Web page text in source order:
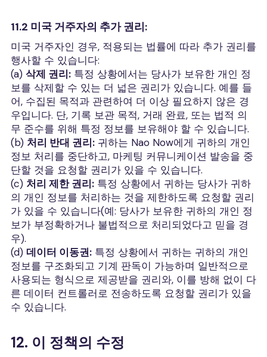
11.2 미국 거주자의 추가 권리:
미국 거주자인 경우, 적용되는 법률에 따라 추가 권리를
행사할 수 있습니다:
(a) 삭제 권리:특정 상황에서는 당사가 보유한 개인 정
보를 삭제할 수 있는 더 넓은 권리가 있습니다. 예를 들
어, 수집된 목적과 관련하여 더 이상 필요하지 않은 경
우입니다. 단, 기록 보관 목적, 거래 완료, 또는 법적 의
무 준수를 위해 특정 정보를 보유해야 할 수 있습니다.
(b) 처리 반대 권리:귀하는 Nao Now에게 귀하의 개인
정보 처리를 중단하고, 마케팅 커뮤니케이션 발송을 중
단할 것을 요청할 권리가 있을 수 있습니다.
(c) 처리 제한 권리:특정 상황에서 귀하는 당사가 귀하
의 개인 정보를 처리하는 것을 제한하도록 요청할 권리
가 있을 수 있습니다(예: 당사가 보유한 귀하의 개인 정
보가 부정확하거나 불법적으로 처리되었다고 믿을 경
우).
(d) 데이터 이동권:특정 상황에서 귀하는 귀하의 개인
정보를 구조화되고 기계 판독이 가능하며 일반적으로
사용되는 형식으로 제공받을 권리와, 이를 방해 없이 다
른 데이터 컨트롤러로 전송하도록 요청할 권리가 있을
수 있습니다.
12. 이 정책의 수정